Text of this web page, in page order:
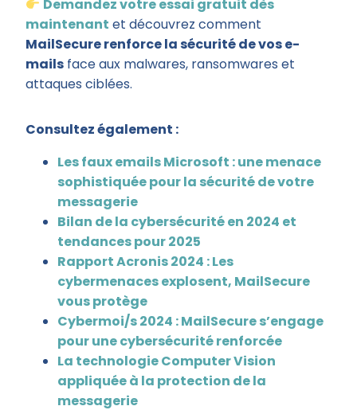
Demandez votre essai gratuit dès
maintenant et découvrez comment
MailSecure renforce la sécurité de vos e-
mails face aux malwares, ransomwares et
attaques ciblées.
Consultez également :
Les faux emails Microsoft : une menace
sophistiquée pour la sécurité de votre
messagerie
Bilan de la cybersécurité en 2024 et
tendances pour 2025
Rapport Acronis 2024 : Les
cybermenaces explosent, MailSecure
vous protège
Cybermoi/s 2024 : MailSecure s’engage
pour une cybersécurité renforcée
La technologie Computer Vision
appliquée à la protection de la
messagerie